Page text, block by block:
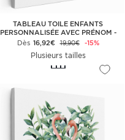
TABLEAU TOILE ENFANTS
PERSONNALISÉE AVEC PRÉNOM -
TIGREAU
Dès 16,92€ 19,90€ -15%
Plusieurs tailles